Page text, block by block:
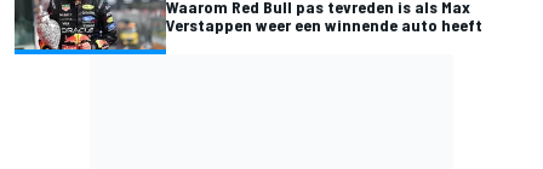
Waarom Red Bull pas tevreden is als Max
Verstappen weer een winnende auto heeft